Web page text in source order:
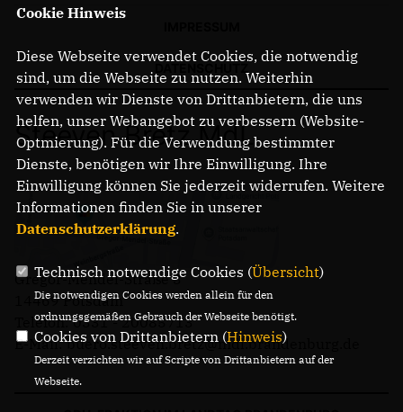
Steeven Bretz MdL
Gregor-Mendel-Straße 3
14469 Potsdam
Telefon: 0331 - 20085713
E-Mail: buero.steeven.bretz@mdl.brandenburg.de
Cookie Hinweis
Diese Webseite verwendet Cookies, die notwendig
sind, um die Webseite zu nutzen. Weiterhin
verwenden wir Dienste von Drittanbietern, die uns
helfen, unser Webangebot zu verbessern (Website-
Optmierung). Für die Verwendung bestimmter
Dienste, benötigen wir Ihre Einwilligung. Ihre
Einwilligung können Sie jederzeit widerrufen. Weitere
Informationen finden Sie in unserer
Datenschutzerklärung.
Technisch notwendige Cookies (Übersicht)
Die notwendigen Cookies werden allein für den
ordnungsgemäßen Gebrauch der Webseite benötigt.
Cookies von Drittanbietern (Hinweis)
Derzeit verzichten wir auf Scripte von Drittanbietern auf der
Webseite.